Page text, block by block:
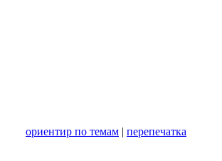
ориентир по темам | перепечатка